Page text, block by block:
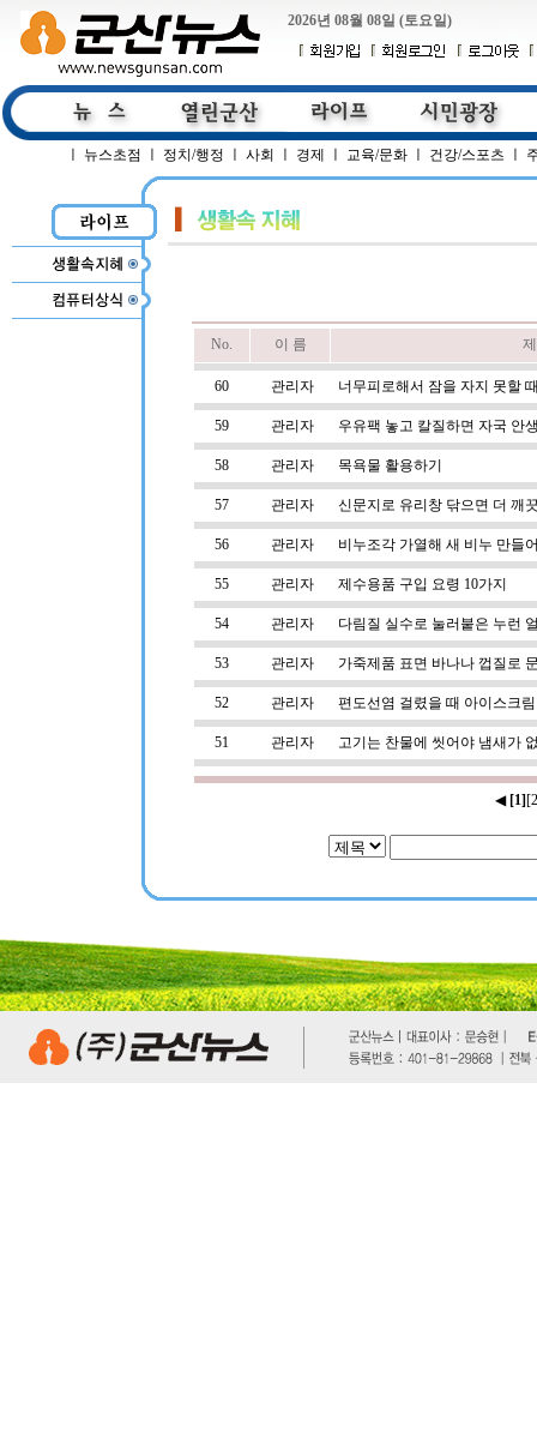
2026년 08월 08일 (토요일)
뉴스초점 정치/행정 사회 경제 교육/문화 건강/스포츠
No. 이 름
60 관리자 너무피로해서 잠을 자지 못할
59 관리자 우유팩 놓고 칼질하면 자국 안
58 관리자 목욕물 활용하기
57 관리자 신문지로 유리창 닦으면 더 깨
56 관리자 비누조각 가열해 새 비누 만들
55 관리자 제수용품 구입 요령 10가지
54 관리자 다림질 실수로 눌러붙은 누런
53 관리자 가죽제품 표면 바나나 껍질로
52 관리자 편도선염 걸렸을 때 아이스크
51 관리자 고기는 찬물에 씻어야 냄새가
◀ [1]